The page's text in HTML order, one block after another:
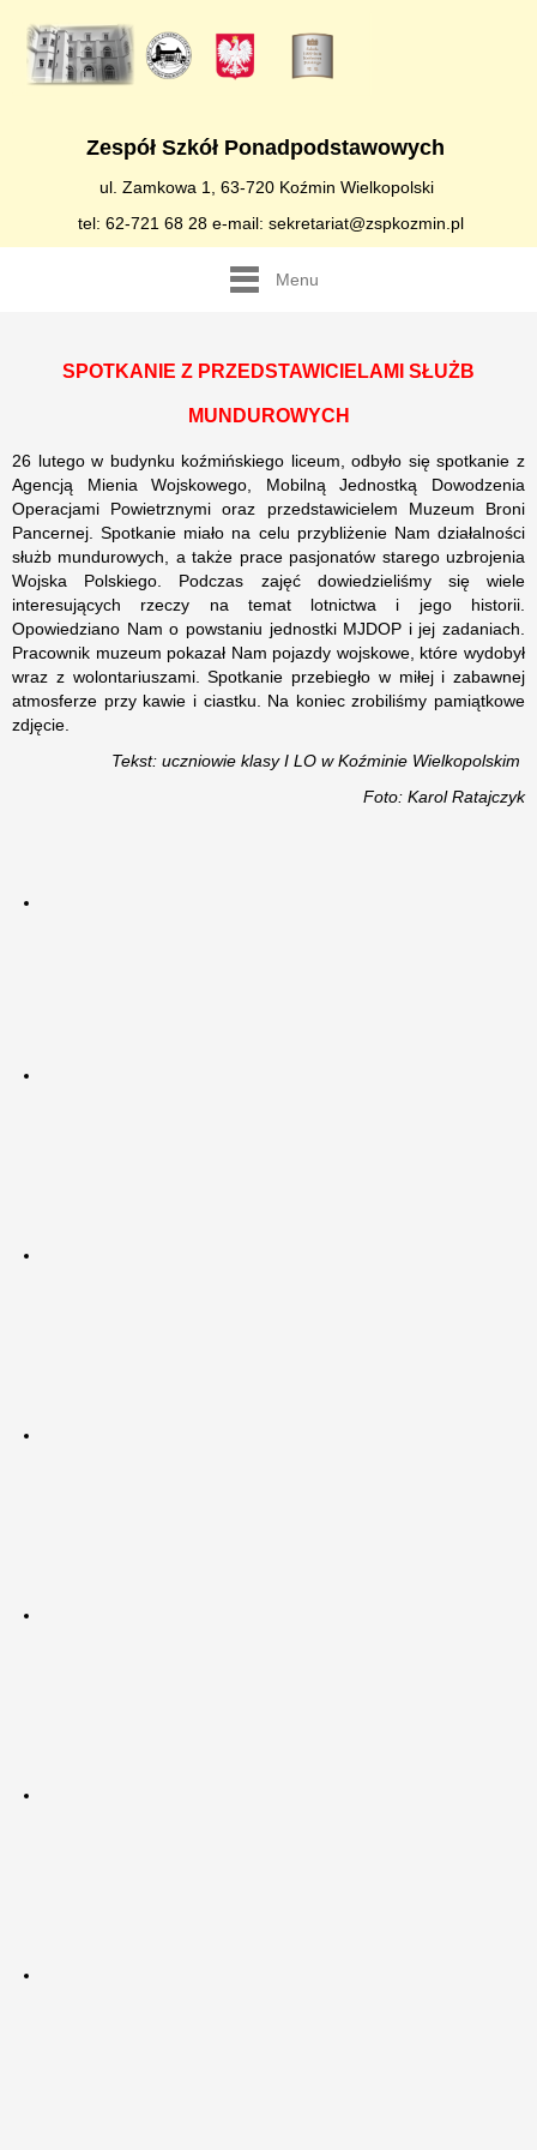
Zespół Szkół Ponadpodstawowych
ul. Zamkowa 1, 63-720 Koźmin Wielkopolski
tel: 62-721 68 28 e-mail: sekretariat@zspkozmin.pl
Menu
SPOTKANIE Z PRZEDSTAWICIELAMI SŁUŻB
MUNDUROWYCH
26 lutego w budynku koźmińskiego liceum, odbyło się spotkanie z
Agencją Mienia Wojskowego, Mobilną Jednostką Dowodzenia
Operacjami Powietrznymi oraz przedstawicielem Muzeum Broni
Pancernej. Spotkanie miało na celu przybliżenie Nam działalności
służb mundurowych, a także prace pasjonatów starego uzbrojenia
Wojska Polskiego. Podczas zajęć dowiedzieliśmy się wiele
interesujących rzeczy na temat lotnictwa i jego historii.
Opowiedziano Nam o powstaniu jednostki MJDOP i jej zadaniach.
Pracownik muzeum pokazał Nam pojazdy wojskowe, które wydobył
wraz z wolontariuszami. Spotkanie przebiegło w miłej i zabawnej
atmosferze przy kawie i ciastku. Na koniec zrobiliśmy pamiątkowe
zdjęcie.
Tekst: uczniowie klasy I LO w Koźminie Wielkopolskim
Foto: Karol Ratajczyk